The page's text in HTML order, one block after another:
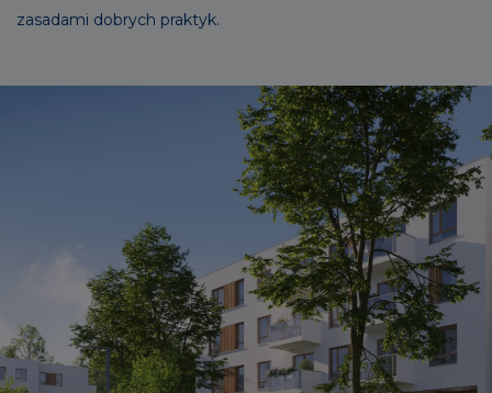
zasadami dobrych praktyk.